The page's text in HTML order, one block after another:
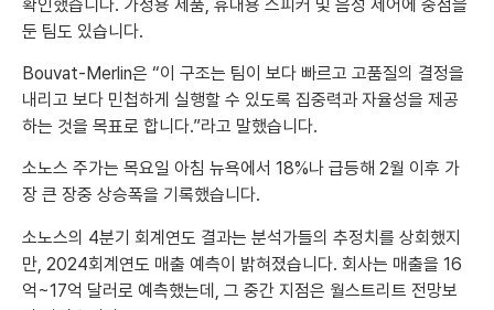
확인했습니다. 가정용 제품, 휴대용 스피커 및 음성 제어에 중점을
둔 팀도 있습니다.
Bouvat-Merlin은 “이 구조는 팀이 보다 빠르고 고품질의 결정을
내리고 보다 민첩하게 실행할 수 있도록 집중력과 자율성을 제공
하는 것을 목표로 합니다.”라고 말했습니다.
소노스 주가는 목요일 아침 뉴욕에서 18%나 급등해 2월 이후 가
장 큰 장중 상승폭을 기록했습니다.
소노스의 4분기 회계연도 결과는 분석가들의 추정치를 상회했지
만, 2024회계연도 매출 예측이 밝혀졌습니다. 회사는 매출을 16
억~17억 달러로 예측했는데, 그 중간 지점은 월스트리트 전망보